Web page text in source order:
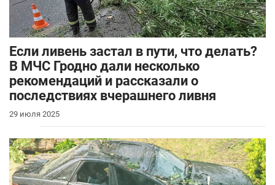
Если ливень застал в пути, что делать?
В МЧС Гродно дали несколько
рекомендаций и рассказали о
последствиях вчерашнего ливня
29 июля 2025